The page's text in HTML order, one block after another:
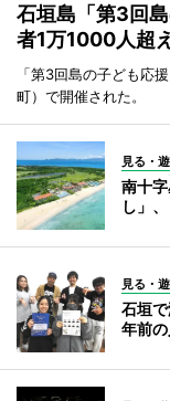
石垣島「第3回
者1万1000人超え
「第3回島の子ども応
町）で開催された。
見る・
南十
し」
見る・
石垣
年前